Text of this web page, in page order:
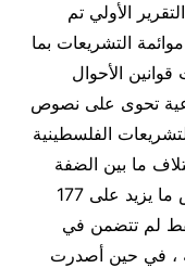
في حين أن التقرير الأولي تم
جانب عدم موائمة التشريعات بما
الأحوال
تحوى على نصوص
الفلسطينية
ما بين الضفة
الغربية وقطاع غزه ، حيث أصدر الرئيس ما يزيد على 177
لم تتضمن في
، في حين أصدرت